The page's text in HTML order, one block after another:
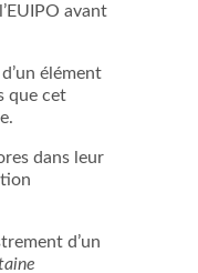
avant
élément
que cet
dans leur
d’un